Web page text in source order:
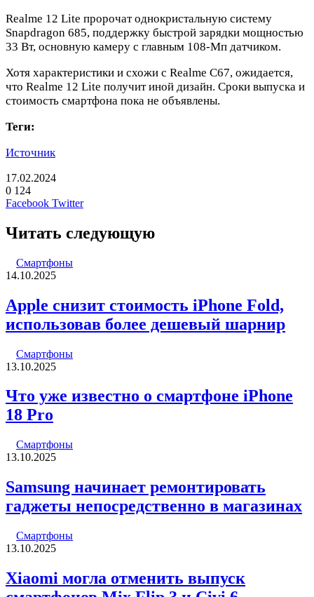
Realme 12 Lite пророчат однокристальную систему
Snapdragon 685, поддержку быстрой зарядки мощностью
33 Вт, основную камеру с главным 108-Мп датчиком.
Хотя характеристики и схожи с Realme C67, ожидается,
что Realme 12 Lite получит иной дизайн. Сроки выпуска и
стоимость смартфона пока не объявлены.
Теги:
Источник
17.02.2024
0 124
Facebook TwitterLinkedIn
Pinterest
Вконтакте
Одноклассники
Skype
WhatsApp
Telegram
Viber
Читать следующую
Смартфоны
14.10.2025
Apple снизит стоимость iPhone Fold,
использовав более дешевый шарнир
Смартфоны
13.10.2025
Что уже известно о смартфоне iPhone
18 Pro
Смартфоны
13.10.2025
Samsung начинает ремонтировать
гаджеты непосредственно в магазинах
Смартфоны
13.10.2025
Xiaomi могла отменить выпуск